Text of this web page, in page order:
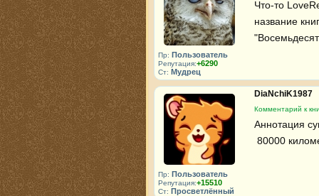
Пр: Пользователь
Репутация:+6290
Ст: Мудрец
Что-то
название
Пр: Пользователь
Репутация:+15510
Ст: Просветлённый
DiaNchiK1987
Комментарий к
Аннотация
80000